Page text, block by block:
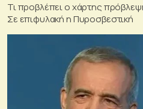
Τι προβλέπει ο χάρτης
Σε επιφυλακή η Πυροσβεστική